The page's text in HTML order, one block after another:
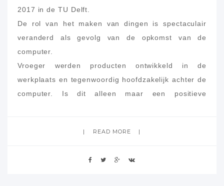
2017 in de TU Delft.
De rol van het maken van dingen is spectaculair
veranderd als gevolg van de opkomst van de
computer.
Vroeger werden producten ontwikkeld in de
werkplaats en tegenwoordig hoofdzakelijk achter de
computer. Is dit alleen maar een positieve
verloren te gaan weer terugveroveren?
READ MORE